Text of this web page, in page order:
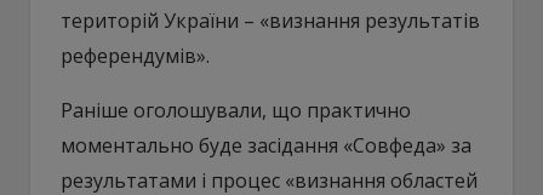
територій України – «визнання результатів
референдумів».
Раніше оголошували, що практично
моментально буде засідання «Совфеда» за
результатами і процес «визнання областей